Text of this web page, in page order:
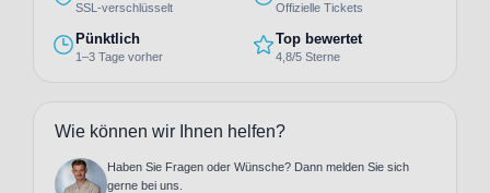
SSL-verschlüsselt Offizielle Tickets
Pünktlich
1–3 Tage vorher
Top bewertet
4,8/5 Sterne
Wie können wir Ihnen helfen?
Haben Sie Fragen oder Wünsche? Dann melden Sie sich
gerne bei uns.